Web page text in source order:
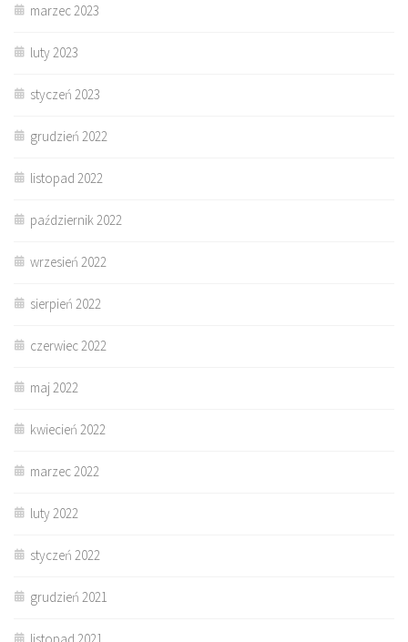
marzec 2023
luty 2023
styczeń 2023
grudzień 2022
listopad 2022
październik 2022
wrzesień 2022
sierpień 2022
czerwiec 2022
maj 2022
kwiecień 2022
marzec 2022
luty 2022
styczeń 2022
grudzień 2021
listopad 2021